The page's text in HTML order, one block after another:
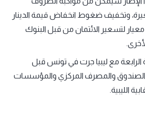
وتخفيف ضغوط انخفاض قيمة الدينار
معيار لتسعير الائتمان من قبل البنوك
الرابعة مع ليبيا جرت في تونس قبل
والمصرف المركزي والمؤسسات
الليبية.